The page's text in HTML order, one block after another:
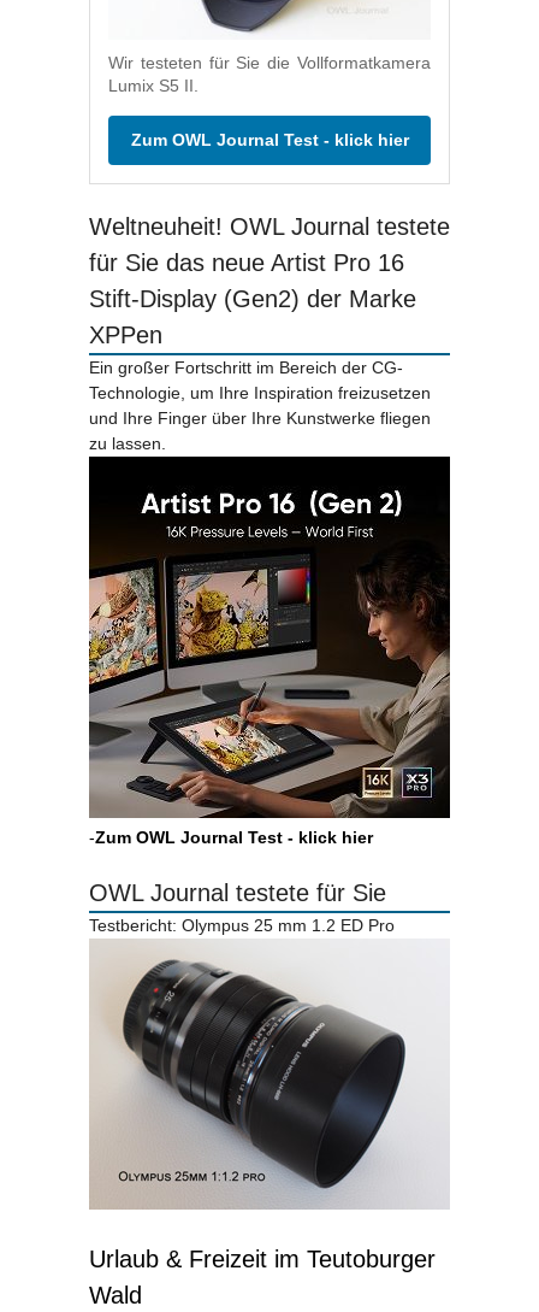
Wir testeten für Sie die Vollformatkamera
Lumix S5 II.
Zum OWL Journal Test - klick hier
Weltneuheit! OWL Journal testete
für Sie das neue Artist Pro 16
Stift-Display (Gen2) der Marke
XPPen
Ein großer Fortschritt im Bereich der CG-
Technologie, um Ihre Inspiration freizusetzen
und Ihre Finger über Ihre Kunstwerke fliegen
zu lassen.
-Zum OWL Journal Test - klick hier
OWL Journal testete für Sie
Testbericht: Olympus 25 mm 1.2 ED Pro
Urlaub & Freizeit im Teutoburger
Wald